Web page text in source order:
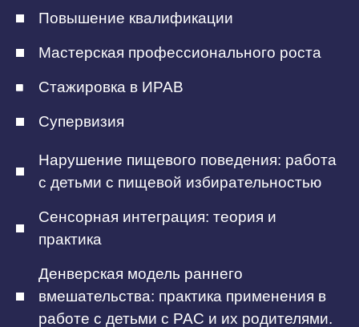
Повышение квалификации
Мастерская профессионального роста
Стажировка в ИРАВ
Супервизия
Нарушение пищевого поведения: работа
с детьми с пищевой избирательностью
Сенсорная интеграция: теория и
практика
Денверская модель раннего
вмешательства: практика применения в
работе с детьми с РАС и их родителями.